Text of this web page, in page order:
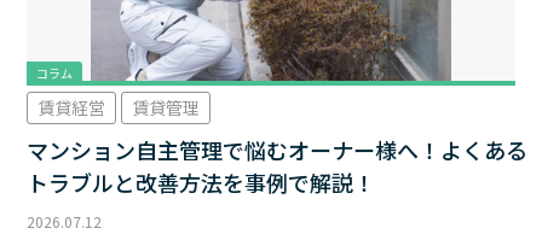
コラム
賃貸経営 賃貸管理
マンション自主管理で悩むオーナー様へ！よくある
トラブルと改善方法を事例で解説！
2026.07.12